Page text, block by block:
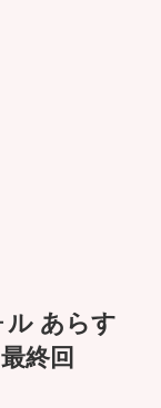
ル あらす
終回